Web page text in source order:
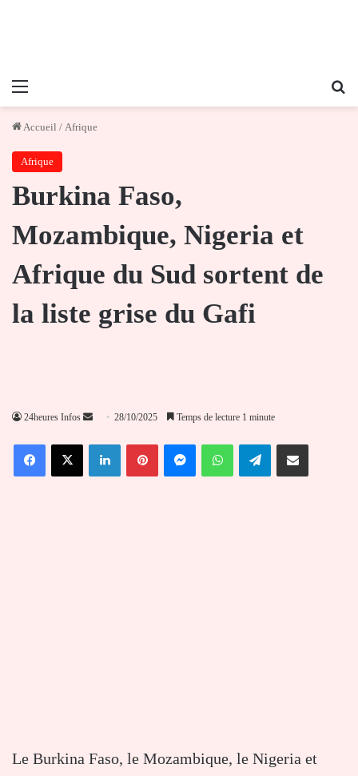
Menu
Accueil / Afrique
Afrique
Burkina Faso,
Mozambique, Nigeria et
Afrique du Sud sortent de
la liste grise du Gafi
24heures Infos
Envoyer
courriel
28/10/2025 Temps de lecture 1 minute
FacebookX LinkedinPinterestMessengerWhatsAppTelegramPartager par email
Le Burkina Faso, le Mozambique, le Nigeria et